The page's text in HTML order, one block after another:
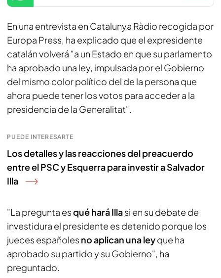
En una entrevista en Catalunya Ràdio recogida por
Europa Press, ha explicado que el expresidente
catalán volverá "a un Estado en que su parlamento
ha aprobado una ley, impulsada por el Gobierno
del mismo color político del de la persona que
ahora puede tener los votos para acceder a la
presidencia de la Generalitat".
PUEDE INTERESARTE
Los detalles y las reacciones del preacuerdo
entre el PSC y Esquerra para investir a Salvador
Illa
"La pregunta esqué hará Illasi en su debate de
investidura el presidente es detenido porque los
jueces españoles no aplican una leyque ha
aprobado su partido y su Gobierno", ha
preguntado.